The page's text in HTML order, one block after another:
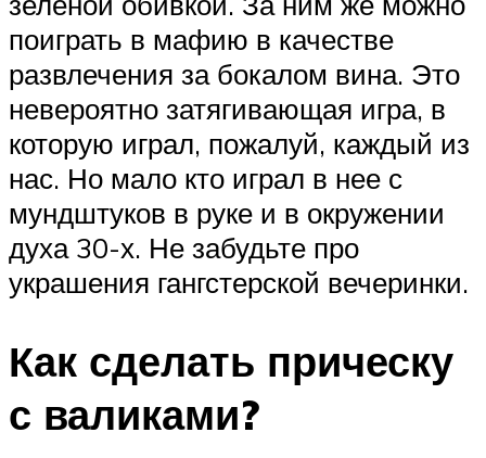
поиграть в мафию в качестве
развлечения за бокалом вина. Это
невероятно затягивающая игра, в
которую играл, пожалуй, каждый из
нас. Но мало кто играл в нее с
мундштуков в руке и в окружении
духа 30-х. Не забудьте про
украшения гангстерской вечеринки.
Как сделать прическу
с валиками?